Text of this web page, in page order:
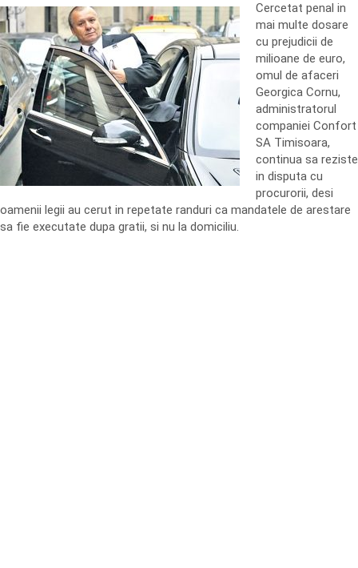
Cercetat penal in
mai multe dosare
cu prejudicii de
milioane de euro,
omul de afaceri
Georgica Cornu,
administratorul
companiei Confort
SA Timisoara,
continua sa reziste
in disputa cu
procurorii, desi
oamenii legii au cerut in repetate randuri ca mandatele de arestare
sa fie executate dupa gratii, si nu la domiciliu.